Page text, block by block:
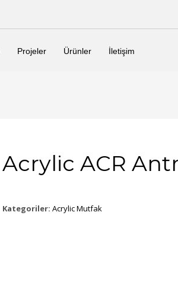
Projeler Ürünler İletişim
Acrylic ACR
Kategoriler:Acrylic Mutfak